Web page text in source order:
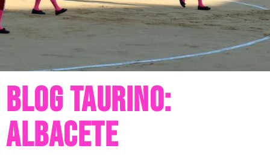
Blog taurino:
Albacete